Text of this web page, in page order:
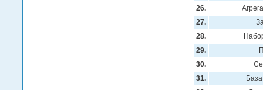
26.
27.
28.
29.
30.
31.